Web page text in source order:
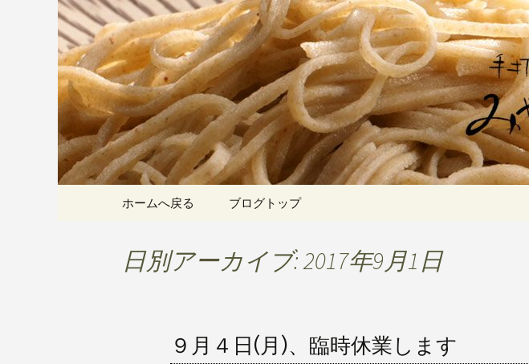
岡崎の「手打ち
です
愛知県岡崎市でひっそりと佇む「手打ちそ
割そばをお楽しみいただけます。新しいそ
こちら
コンテンツへ移動
ホームへ戻る ブログトップ
日別アーカイブ: 2017年9月1日
９月４日(月)、臨時休業します